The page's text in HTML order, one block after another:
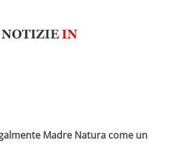
Madre Natura come un